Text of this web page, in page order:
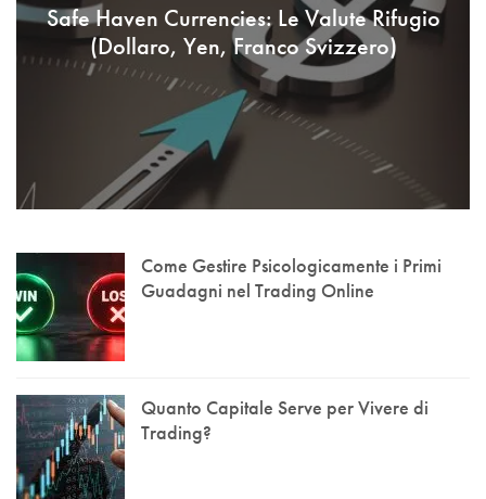
Safe Haven Currencies: Le Valute Rifugio
(Dollaro, Yen, Franco Svizzero)
Come Gestire Psicologicamente i Primi
Guadagni nel Trading Online
Quanto Capitale Serve per Vivere di
Trading?